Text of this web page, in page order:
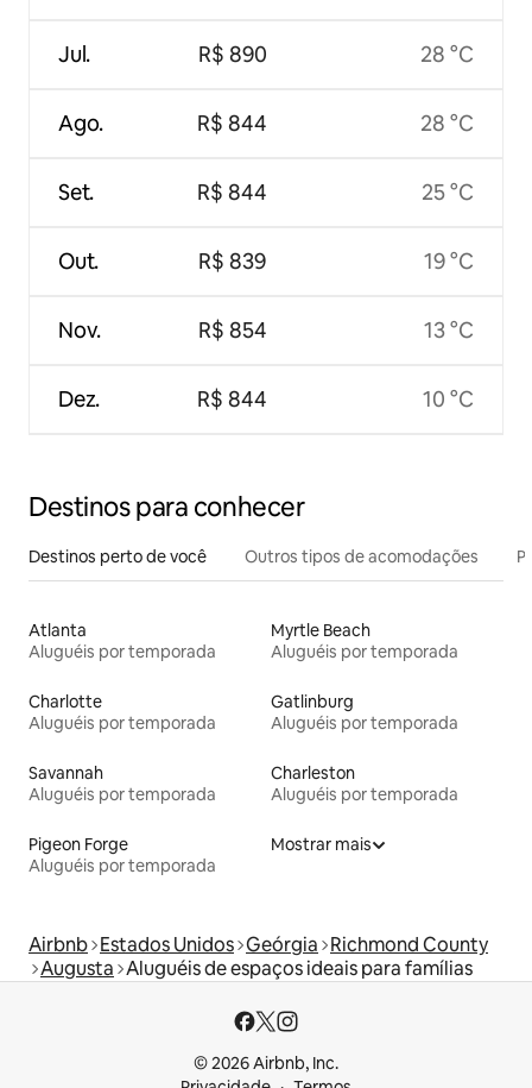
Jul.
Ago.
Set.
Out.
Nov.
Dez.
R$ 890
R$ 844
R$ 844
R$ 839
R$ 854
R$ 844
28 °C
28 °C
25 °C
19 °C
13 °C
10 °C
Destinos para conhecer
Destinos perto de você Outros tipos de acomodações
Atlanta
Aluguéis por temporada
Myrtle Beach
Aluguéis por temporada
Charlotte
Aluguéis por temporada
Gatlinburg
Aluguéis por temporada
Savannah
Aluguéis por temporada
Charleston
Aluguéis por temporada
Pigeon Forge
Aluguéis por temporada
Mostrar mais
Airbnb Estados Unidos Geórgia Richmond County
Augusta Aluguéis de espaços ideais para famílias
© 2026 Airbnb, Inc.